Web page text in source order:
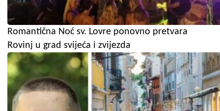
Romantična Noć sv. Lovre ponovno pretvara
Rovinj u grad svijeća i zvijezda